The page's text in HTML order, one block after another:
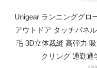
Unigear ランニンググロ
アウトドア タッチパネ
毛 3D立体裁縫 高弾力
クリング 通勤通